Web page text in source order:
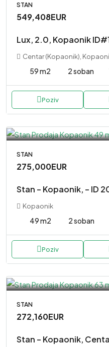
STAN
549,408EUR
Lux, 2.0, Kopaonik
Centar (Kopaonik),
59 m2 2 soban
Poziv
STAN
275,000EUR
Stan – Kopaonik, – ID
Kopaonik
49 m2 2 soban
Poziv
STAN
272,160EUR
Stan – Kopaonik,